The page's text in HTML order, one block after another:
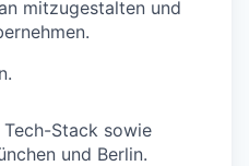
mitzugestalten und
Stack sowie
und Berlin.